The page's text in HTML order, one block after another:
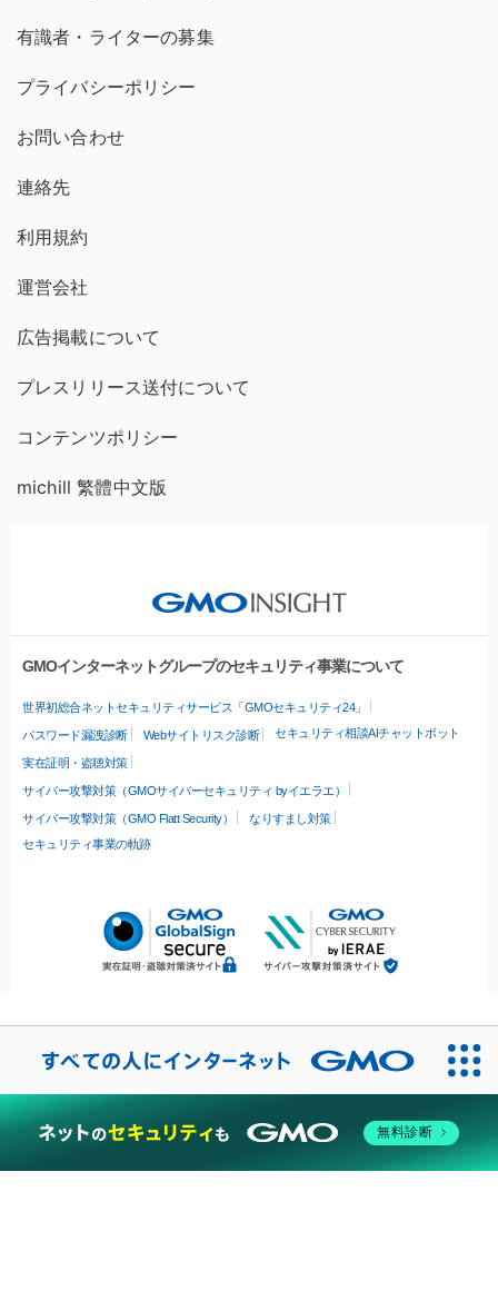
有識者・ライターの募集
プライバシーポリシー
お問い合わせ
連絡先
利用規約
運営会社
広告掲載について
プレスリリース送付について
コンテンツポリシー
michill 繁體中文版
GMOインターネットグループのセキュリティ事業について
世界初総合ネットセキュリティサービス「GMOセキュリティ24」
パスワード漏洩診断 Webサイトリスク診断 セキュリティ相談AIチャットボット
実在証明・盗聴対策
サイバー攻撃対策（GMOサイバーセキュリティ byイエラエ）
サイバー攻撃対策（GMO Flatt Security）
なりすまし対策
セキュリティ事業の軌跡
無料診断